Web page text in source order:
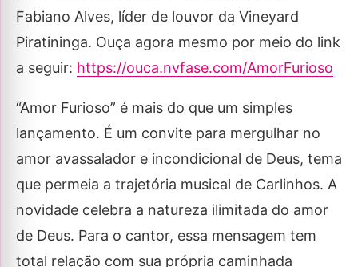
Fabiano Alves, líder de louvor da Vineyard
Piratininga. Ouça agora mesmo por meio do link
a seguir: https://ouca.nvfase.com/AmorFurioso
“Amor Furioso” é mais do que um simples
lançamento. É um convite para mergulhar no
amor avassalador e incondicional de Deus, tema
que permeia a trajetória musical de Carlinhos. A
novidade celebra a natureza ilimitada do amor
de Deus. Para o cantor, essa mensagem tem
total relação com sua própria caminhada